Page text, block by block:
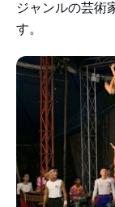
ジャンルの芸術
す。